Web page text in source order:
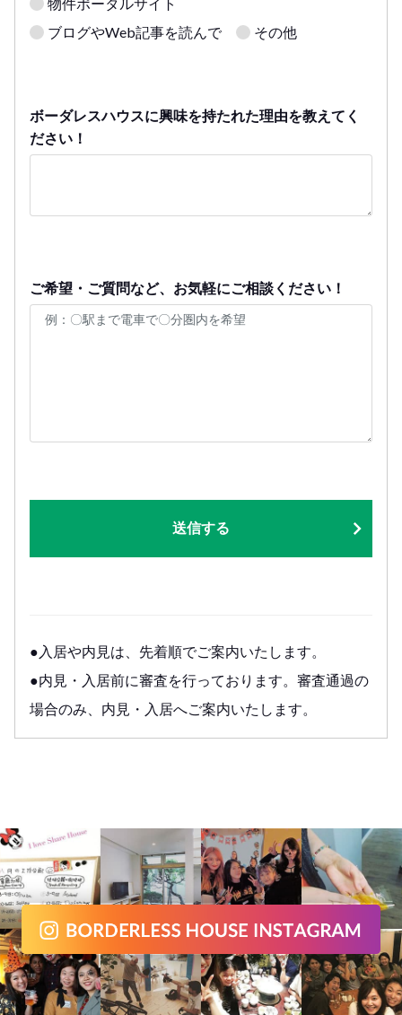
ブログやWeb記事を読んで
その他
ボーダレスハウスに興味を持たれた理由を教えてく
ださい！
ご希望・ご質問など、お気軽にご相談ください！
送信する
●入居や内見は、先着順でご案内いたします。
●内見・入居前に審査を行っております。審査通過の
場合のみ、内見・入居へご案内いたします。